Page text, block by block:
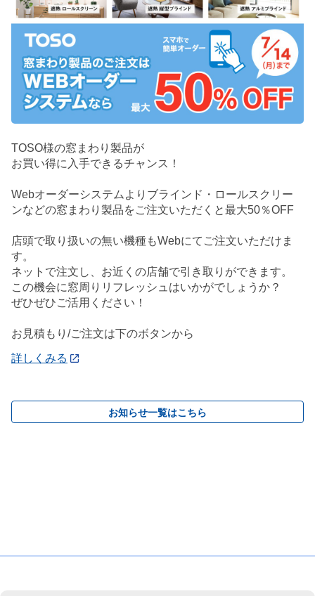
TOSO様の窓まわり製品が
お買い得に入手できるチャンス！
Webオーダーシステムよりブラインド・ロールスクリー
ンなどの窓まわり製品をご注文いただくと最大50％OFF
店頭で取り扱いの無い機種もWebにてご注文いただけま
す。
ネットで注文し、お近くの店舗で引き取りができます。
この機会に窓周りリフレッシュはいかがでしょうか？
ぜひぜひご活用ください！
お見積もり/ご注文は下のボタンから
詳しくみる
お知らせ一覧はこちら